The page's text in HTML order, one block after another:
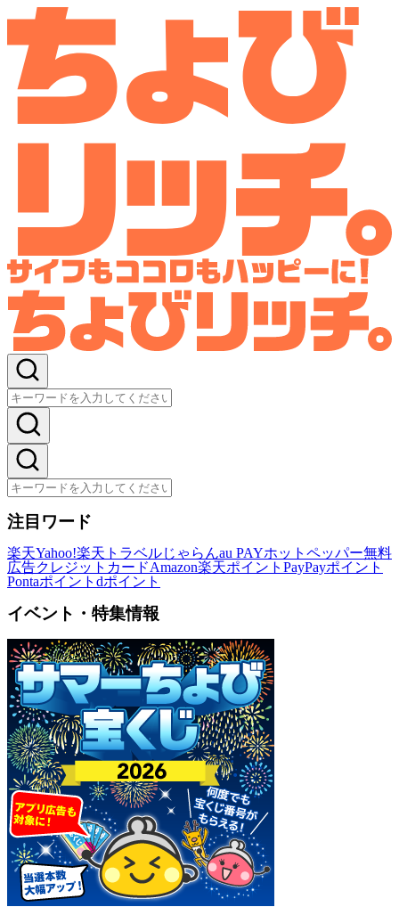
注目ワード
楽天Yahoo!楽天トラベルじゃらんau PAYホットペッパー無料
広告クレジットカードAmazon楽天ポイント PayPayポイント
Pontaポイント dポイント
イベント・特集情報